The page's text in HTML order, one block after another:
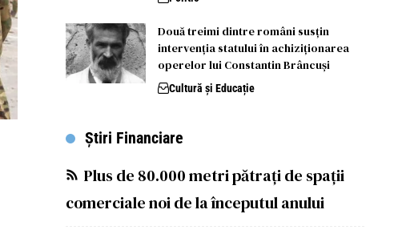
Două treimi dintre români susțin
intervenția statului în achiziționarea
operelor lui Constantin Brâncuși
Cultură și Educație
Știri Financiare
Plus de 80.000 metri pătrați de spații
comerciale noi de la începutul anului